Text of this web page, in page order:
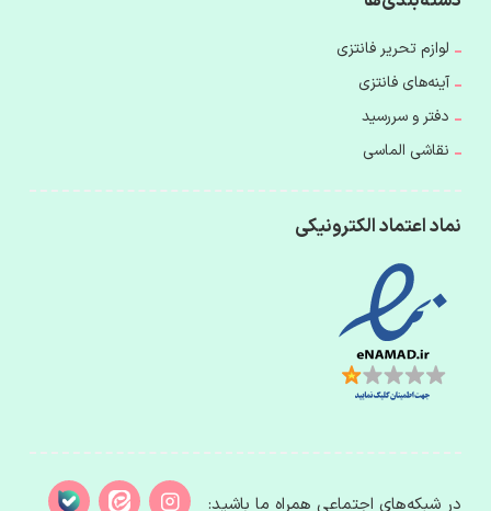
لوازم تحریر فانتزی
آینه‌های فانتزی
دفتر و سررسید
نقاشی الماسی
نماد اعتماد الکترونیکی
در شبکه‌های اجتماعی همراه ما باشید: